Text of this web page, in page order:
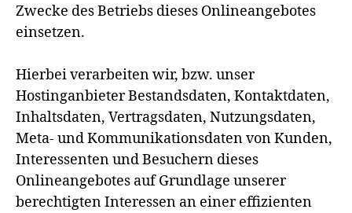
Zwecke des Betriebs dieses Onlineangebotes
einsetzen.
Hierbei verarbeiten wir, bzw. unser
Hostinganbieter Bestandsdaten, Kontaktdaten,
Inhaltsdaten, Vertragsdaten, Nutzungsdaten,
Meta- und Kommunikationsdaten von Kunden,
Interessenten und Besuchern dieses
Onlineangebotes auf Grundlage unserer
berechtigten Interessen an einer effizienten